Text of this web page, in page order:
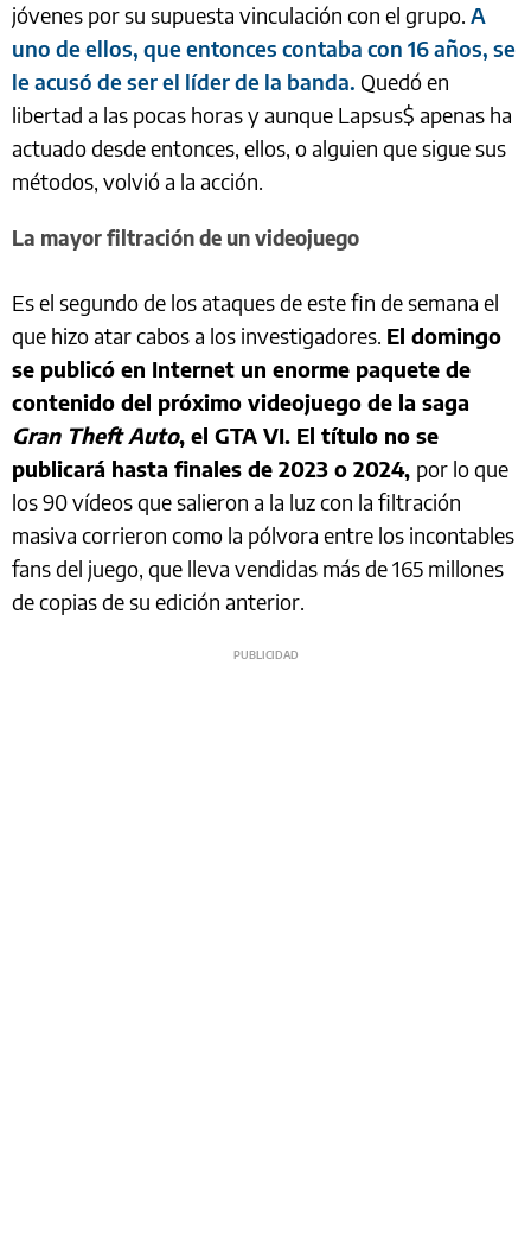
jóvenes por su supuesta vinculación con el grupo. A
uno de ellos, que entonces contaba con 16 años, se
le acusó de ser el líder de la banda. Quedó en
libertad a las pocas horas y aunque Lapsus$ apenas ha
actuado desde entonces, ellos, o alguien que sigue sus
métodos, volvió a la acción.
La mayor filtración de un videojuego
Es el segundo de los ataques de este fin de semana el
que hizo atar cabos a los investigadores. El domingo
se publicó en Internet un enorme paquete de
contenido del próximo videojuego de la saga
Gran Theft Auto, el GTA VI. El título no se
publicará hasta finales de 2023 o 2024, por lo que
los 90 vídeos que salieron a la luz con la filtración
masiva corrieron como la pólvora entre los incontables
fans del juego, que lleva vendidas más de 165 millones
de copias de su edición anterior.